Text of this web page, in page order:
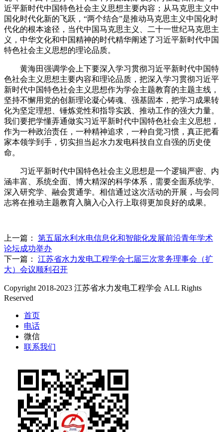
近平新时代中国特色社会主义思想主要内容；从马克思主义中
国化时代化新的飞跃，“两个结合”是推动马克思主义中国化时
代化的根本途径，当代中国马克思主义、二十一世纪马克思主
义，中华文化和中国精神的时代精华阐述了习近平新时代中国
特色社会主义思想的理论品质。
黄海田强调学会上下要深入学习贯彻习近平新时代中国特
色社会主义思想主要内容和理论品质，把深入学习贯彻习近平
新时代中国特色社会主义思想作为学会主题教育的主题主线，
坚持不懈用党的创新理论凝心铸魂、强基固本，把学习成果转
化为坚定理想、锤炼党性和指导实践、推动工作的强大力量。
我们要把学懂弄通做实习近平新时代中国特色社会主义思想，
作为一种政治责任，一种精神追求，一种自觉习惯，真正把看
家本领学到手，切实担当起水力发电科技自立自强的历史使
命。
习近平新时代中国特色社会主义思想是一个逻辑严密、内
涵丰富、系统全面、博大精深的科学体系，需要全面系统学、
深入研究学、融会贯通学。相信通过这次活动的开展，与会同
志将在推动主题教育入脑入心入行上取得更加良好的成果。
上一篇： 第五届水利水电信息化和智能化发展前沿青年学术
论坛成功举办
下一篇： 江苏省水力发电工程学会七届三次常务理事会（扩
大）会议顺利召开
Copyright 2018-2023 江苏省水力发电工程学会 ALL Rights
Reserved
首页
电话
微信
联系我们